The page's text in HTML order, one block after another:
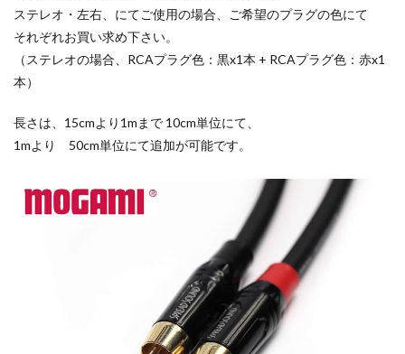
ステレオ・左右、にてご使用の場合、ご希望のプラグの色にて
それぞれお買い求め下さい。
（ステレオの場合、RCAプラグ色：黒x1本 + RCAプラグ色：赤x1
本）
長さは、15cmより1mまで 10cm単位にて、
1mより 50cm単位にて追加が可能です。